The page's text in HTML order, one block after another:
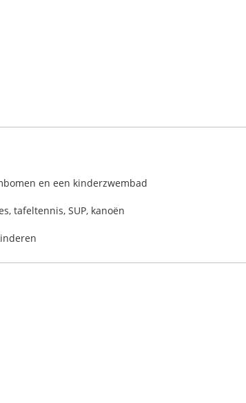
en een kinderzwembad
tafeltennis, SUP, kanoën